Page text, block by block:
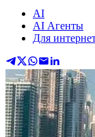
AI
AI Агенты
Для